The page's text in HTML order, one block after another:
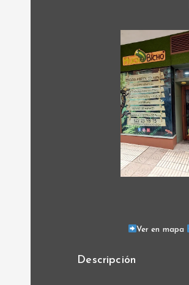
Ver en mapa
Descripción